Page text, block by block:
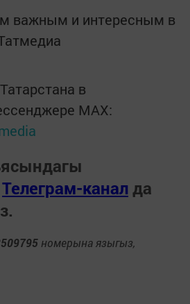
важным и интересным в
в
MАХ:
Телеграм-канал да
номерына языгыз,